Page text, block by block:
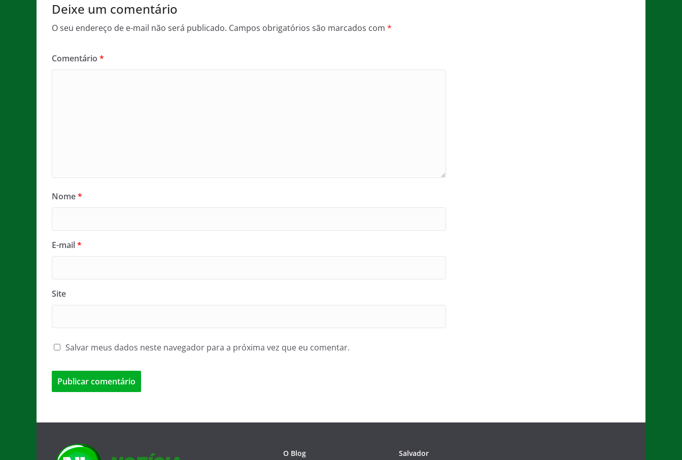
Deixe um comentário
O seu endereço de e-mail não será publicado. Campos obrigatórios são marcados com *
Comentário *
Nome*
E-mail*
Site
Salvar meus dados neste navegador para a próxima vez que eu comentar.
O Blog Salvador